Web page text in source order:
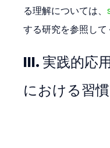
る理解については、
する研究を参照して
III. 実践的応
における習慣